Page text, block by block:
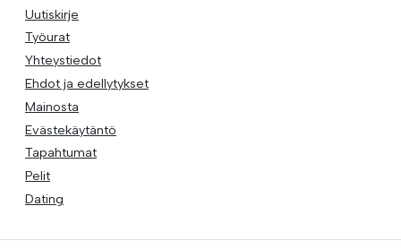
Uutiskirje
Työurat
Yhteystiedot
Ehdot ja edellytykset
Mainosta
Evästekäytäntö
Tapahtumat
Pelit
Dating